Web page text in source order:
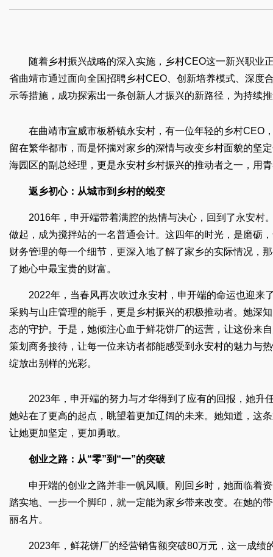
随着乡村振兴战略的深入实施，乡村CEO这一新兴职业
省曲靖市通过面向全国招聘乡村CEO、创新培养模式、深度
示等措施，成功探索出一条创新人才振兴的新路径，为持续
在曲靖市宣威市板桥镇永安村，有一位年轻的乡村CEO
留在繁华都市，而是怀揣对家乡的深情与改变乡村面貌的坚
海园区的副总经理，更是永安村乡村振兴的推动者之一，用
返乡初心：从城市到乡村的蜕变
2016年，申开端带着满腔的热情与决心，回到了永安村
做起，成为搅拌站的一名普通会计。这四年的时光，是磨砺
财务管理的每一个细节，更深入地了解了家乡的实际情况，
了她心中最宝贵的财富。
2022年，当春风再次吹过永安村，申开端的命运也迎来
采购与山庄管理的能手，更是乡村振兴的积极推动者。她深
态的守护。于是，她倾注心血于鲜花饼厂的运营，让这份来
策划商务接待，让每一位来访者都能感受到永安村的魅力与
绽放出别样的光彩。
2023年，申开端的努力与才华得到了应有的回报，她升
她站在了更高的起点，眺望着更加辽阔的未来。她知道，这
让她更加坚定，更加勇敢。
创业之路：从“零”到“一”的突破
申开端的创业之路并非一帆风顺。刚回乡时，她面临着
踏实地、一步一个脚印，就一定能为家乡带来改变。在她的
丽名片。
2023年，鲜花饼厂的经营销售额突破80万元，这一成